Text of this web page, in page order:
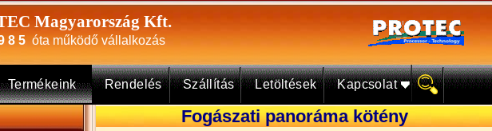
Magyarország Kft.
8 5 óta működő vállalkozás
Termékeink Rendelés Szállítás Letöltések Kapcsolat
Fogászati panoráma kötény